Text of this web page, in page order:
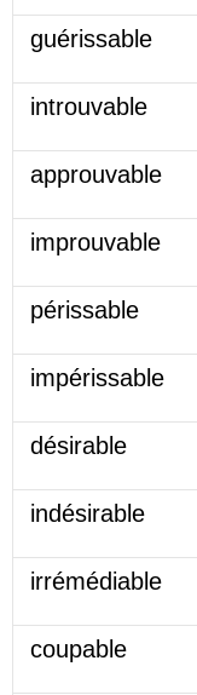
guérissable
introuvable
approuvable
improuvable
périssable
impérissable
désirable
indésirable
irrémédiable
coupable